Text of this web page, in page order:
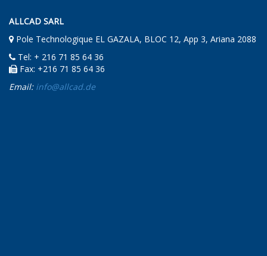
ALLCAD SARL
Pole Technologique EL GAZALA, BLOC 12, App 3, Ariana 2088
Tel: + 216 71 85 64 36
Fax: +216 71 85 64 36
Email: info@allcad.de